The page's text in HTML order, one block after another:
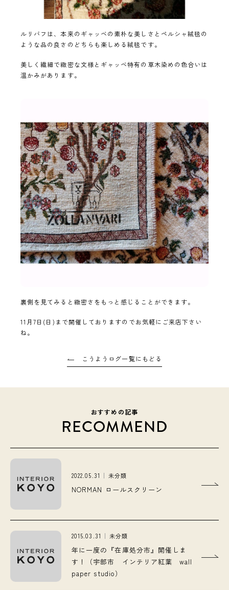
ルリバフは、本来のギャッベの素朴な美しさとペルシャ絨毯の
ような品の良さのどちらも楽しめる絨毯です。
美しく繊細で緻密な文様とギャッベ特有の草木染めの色合いは
温かみがあります。
裏側を見てみると緻密さをもっと感じることができます。
11月7日(日)まで開催しておりますのでお気軽にご来店下さい
ね。
こうようログ一覧にもどる
おすすめの記事
RECOMMEND
2022.05.31 未分類
NORMAN ロールスクリーン
2015.03.31 未分類
年に一度の『在庫処分市』開催しま
す！（宇部市 インテリア紅葉 wall
paper studio）